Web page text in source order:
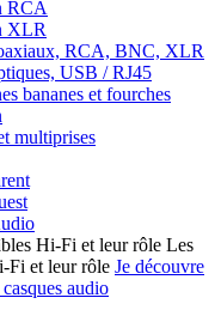
RCA
XLR
RCA, BNC, XLR
USB / RJ45
bananes et fourches
multiprises
Les
Fi et leur rôle Je découvre
audio